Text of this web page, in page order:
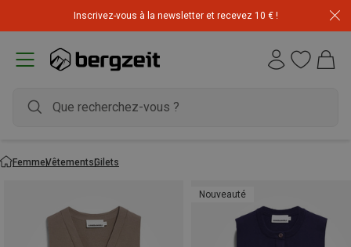
Inscrivez-vous à la newsletter et recevez 10 € !
FemmeVêtementsGilets
Nouveauté